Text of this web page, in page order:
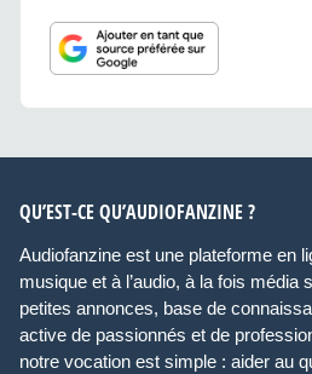
QU’EST-CE QU’AUDIOFANZINE ?
Audiofanzine est une plateforme en
musique et à l’audio, à la fois média
petites annonces, base de
active de passionnés et de
notre vocation est simple : aider au